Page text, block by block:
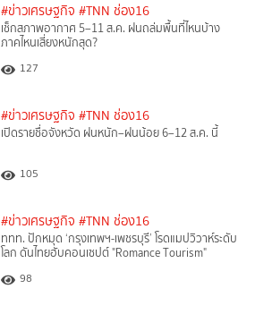
#ข่าวเศรษฐกิจ #TNN ช่อง16
เช็กสภาพอากาศ 5–11 ส.ค. ฝนถล่มพื้นที่ไหนบ้าง
ภาคไหนเสี่ยงหนักสุด?
127
#ข่าวเศรษฐกิจ #TNN ช่อง16
เปิดรายชื่อจังหวัด ฝนหนัก–ฝนน้อย 6–12 ส.ค. นี้
105
#ข่าวเศรษฐกิจ #TNN ช่อง16
ททท. ปักหมุด ‘กรุงเทพฯ-เพชรบุรี’ โรดแมปวิวาห์ระดับ
โลก ดันไทยฮับคอนเซปต์ "Romance Tourism"
98